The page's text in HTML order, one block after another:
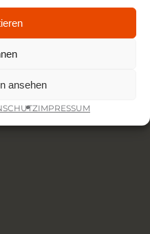
ansehen
IMPRESSUM